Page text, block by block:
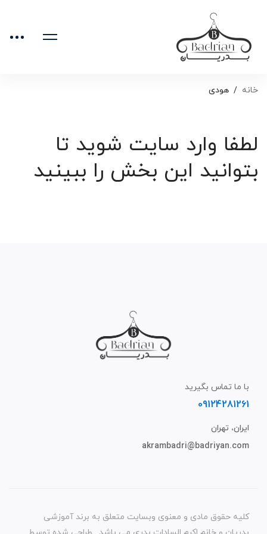
خانه هودی
لطفا وارد سایت شوید تا
بتوانید این بخش را ببینید
با ما تماس بگیرید
09124281261
ایران، تهران
akrambadri@badriyan.com
کلیه حقوق مادی و معنوی وبسایت متعلق به برند آموزشی